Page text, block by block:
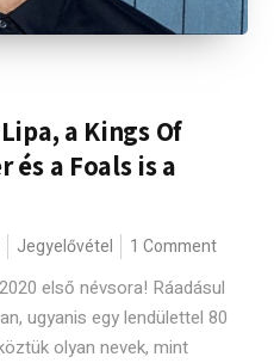
a Kings Of
és a Foals is a
Jegyelővétel 1 Comment
első névsora! Ráadásul
ugyanis egy lendülettel 80
olyan nevek, mint